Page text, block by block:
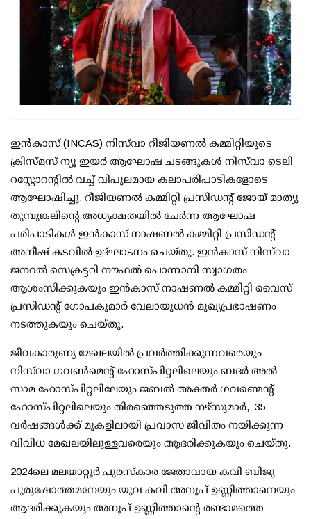
ഇന്‍കാസ് (INCAS) നിസ്‌വാ റീജിയണല്‍ കമ്മിറ്റിയുടെ
ക്രിസ്മസ് ന്യൂ ഇയര്‍ ആഘോഷ ചടങ്ങുകള്‍ നിസ്‌വാ ടെലി
റസ്റ്റോറന്റില്‍ വച്ച് വിപുലമായ കലാപരിപാടികളോടെ
ആഘോഷിച്ചു. റീജിയണല്‍ കമ്മിറ്റി പ്രസിഡന്റ് ജോയ് മാത്യു
തുമ്പുങ്കലിന്റെ അധ്യക്ഷതയില്‍ ചേര്‍ന്ന ആഘോഷ
പരിപാടികള്‍ ഇന്‍കാസ് നാഷണല്‍ കമ്മിറ്റി പ്രസിഡന്റ്
അനീഷ് കടവില്‍ ഉദ്ഘാടനം ചെയ്തു. ഇന്‍കാസ് നിസ്‌വാ
ജനറല്‍ സെക്രട്ടറി നൗഫല്‍ പൊന്നാനി സ്വാഗതം
ആശംസിക്കുകയും ഇന്‍കാസ് നാഷണല്‍ കമ്മിറ്റി വൈസ്
പ്രസിഡന്റ് ഗോപകുമാര്‍ വേലായുധന്‍ മുഖ്യപ്രഭാഷണം
നടത്തുകയും ചെയ്തു.
ജീവകാരുണ്യ മേഖലയില്‍ പ്രവര്‍ത്തിക്കുന്നവരെയും
നിസ്‌വാ ഗവണ്‍മെന്റ് ഹോസ്പിറ്റലിലെയും ബദര്‍ അല്‍
സാമ ഹോസ്പിറ്റലിലേയും ജബല്‍ അക്തര്‍ ഗവണ്മെന്റ്
ഹോസ്പിറ്റലിലെയും തിരഞ്ഞെടുത്ത നഴ്‌സുമാര്‍, 35
വര്‍ഷങ്ങള്‍ക്ക് മുകളിലായി പ്രവാസ ജീവിതം നയിക്കുന്ന
വിവിധ മേഖലയിലുള്ളവരെയും ആദരിക്കുകയും ചെയ്തു.
2024ലെ മലയാറ്റൂര്‍ പുരസ്‌കാര ജേതാവായ കവി ബിജു
പുരുഷോത്തമനേയും യുവ കവി അനൂപ് ഉണ്ണിത്താനെയും
ആദരിക്കുകയും അനൂപ് ഉണ്ണിത്താന്റെ രണ്ടാമത്തെ